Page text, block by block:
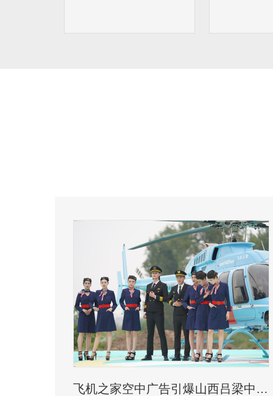
飞机之家空中广告引爆山西吕梁中阳县上空